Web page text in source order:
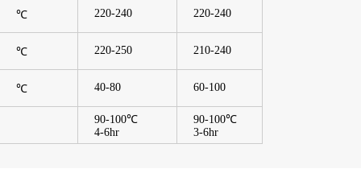
℃ 220-240 220-240
℃ 220-250 210-240
℃ 40-80 60-100
90-100℃
4-6hr
90-100℃
3-6hr